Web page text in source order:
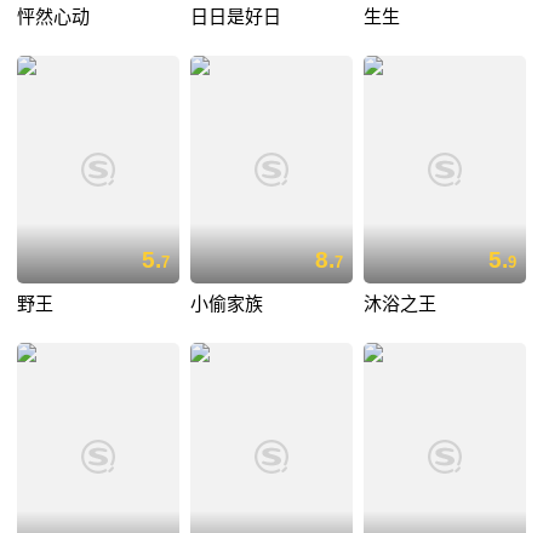
怦然心动 日日是好日 生生
5.7
野王
8.7
小偷家族
5.9
沐浴之王